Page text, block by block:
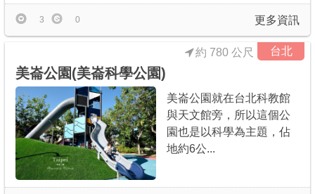
更多資訊
3 0
台北
美崙公園(美崙科學公園)
約 780 公尺
美崙公園就在台北科教館
與天文館旁，所以這個公
園也是以科學為主題，佔
地約6公...